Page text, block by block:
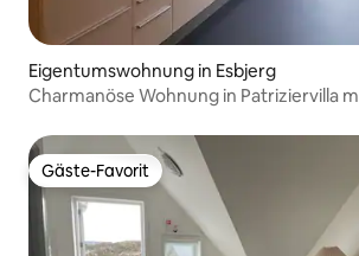
Eigentumswohnung in Esbjerg
Charmanöse Wohnung in Patriziervilla
Gäste-Favorit
Gäste-Favorit